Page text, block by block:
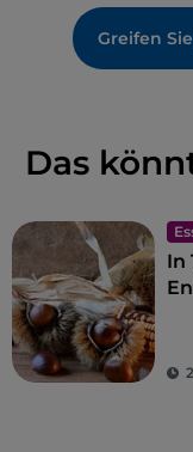
Das
In